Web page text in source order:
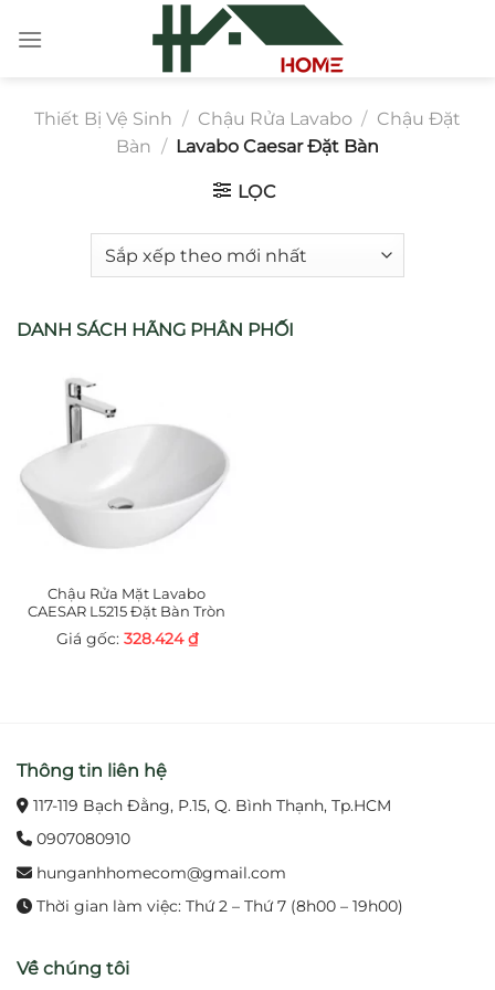
đến
Thiết Bị Vệ Sinh / Chậu Rửa Lavabo / Chậu Đặt
Bàn / Lavabo Caesar Đặt Bàn
LỌC
DANH SÁCH HÃNG PHÂN PHỐI
Chậu Rửa Mặt Lavabo
CAESAR L5215 Đặt Bàn Tròn
328.424₫
Thông tin liên hệ
117-119 Bạch Đằng, P.15, Q. Bình Thạnh, Tp.HCM
0907080910
hunganhhomecom@gmail.com
Thời gian làm việc: Thứ 2 – Thứ 7 (8h00 – 19h00)
Về chúng tôi